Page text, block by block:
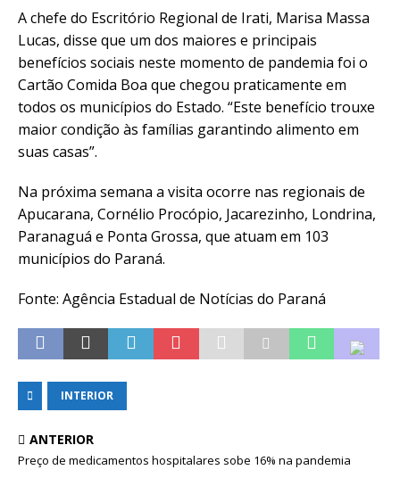
A chefe do Escritório Regional de Irati, Marisa Massa
Lucas, disse que um dos maiores e principais
benefícios sociais neste momento de pandemia foi o
Cartão Comida Boa que chegou praticamente em
todos os municípios do Estado. “Este benefício trouxe
maior condição às famílias garantindo alimento em
suas casas”.
Na próxima semana a visita ocorre nas regionais de
Apucarana, Cornélio Procópio, Jacarezinho, Londrina,
Paranaguá e Ponta Grossa, que atuam em 103
municípios do Paraná.
Fonte: Agência Estadual de Notícias do Paraná
INTERIOR
ANTERIOR
Preço de medicamentos hospitalares sobe 16% na pandemia